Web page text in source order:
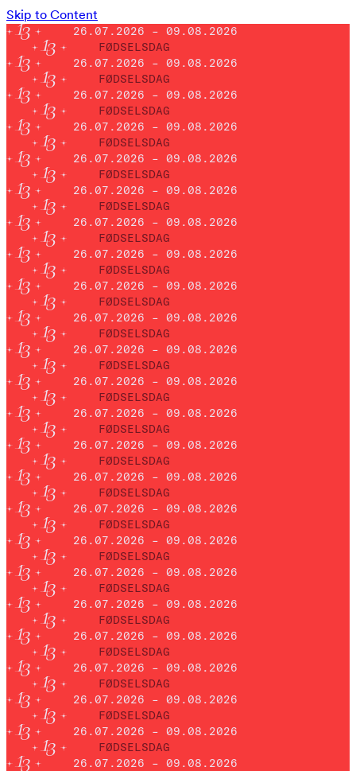
Skip to Content
26.07.2026 – 09.08.2026
FØDSELSDAG
26.07.2026 – 09.08.2026
FØDSELSDAG
26.07.2026 – 09.08.2026
FØDSELSDAG
26.07.2026 – 09.08.2026
FØDSELSDAG
26.07.2026 – 09.08.2026
FØDSELSDAG
26.07.2026 – 09.08.2026
FØDSELSDAG
26.07.2026 – 09.08.2026
FØDSELSDAG
26.07.2026 – 09.08.2026
FØDSELSDAG
26.07.2026 – 09.08.2026
FØDSELSDAG
26.07.2026 – 09.08.2026
FØDSELSDAG
26.07.2026 – 09.08.2026
FØDSELSDAG
26.07.2026 – 09.08.2026
FØDSELSDAG
26.07.2026 – 09.08.2026
FØDSELSDAG
26.07.2026 – 09.08.2026
FØDSELSDAG
26.07.2026 – 09.08.2026
FØDSELSDAG
26.07.2026 – 09.08.2026
FØDSELSDAG
26.07.2026 – 09.08.2026
FØDSELSDAG
26.07.2026 – 09.08.2026
FØDSELSDAG
26.07.2026 – 09.08.2026
FØDSELSDAG
26.07.2026 – 09.08.2026
FØDSELSDAG
26.07.2026 – 09.08.2026
FØDSELSDAG
26.07.2026 – 09.08.2026
FØDSELSDAG
26.07.2026 – 09.08.2026
FØDSELSDAG
26.07.2026 – 09.08.2026